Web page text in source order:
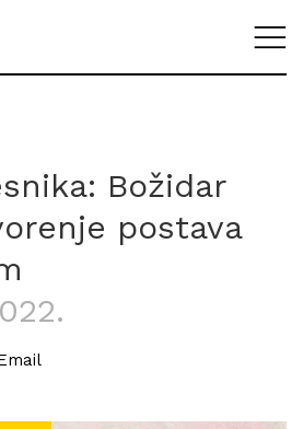
Božidar
postava